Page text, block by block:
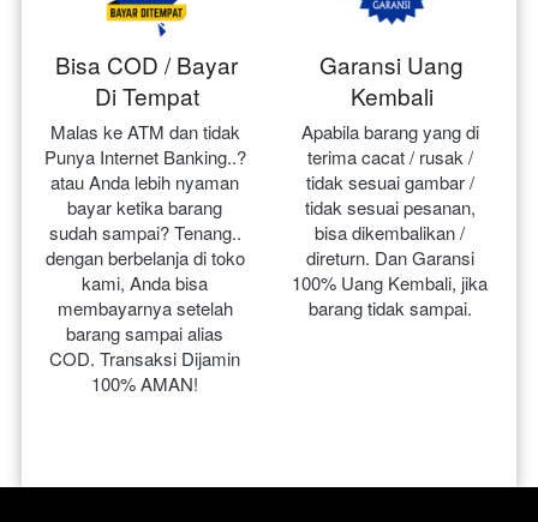
Bisa COD / Bayar
Di Tempat
Malas ke ATM dan tidak
Punya Internet Banking..?
atau Anda lebih nyaman
bayar ketika barang
sudah sampai? Tenang..
dengan berbelanja di toko
kami, Anda bisa
membayarnya setelah
barang sampai alias
COD. Transaksi Dijamin
100% AMAN!
Garansi Uang
Kembali
Apabila barang yang di
terima cacat / rusak /
tidak sesuai gambar /
tidak sesuai pesanan,
bisa dikembalikan /
direturn. Dan Garansi
100% Uang Kembali, jika
barang tidak sampai.